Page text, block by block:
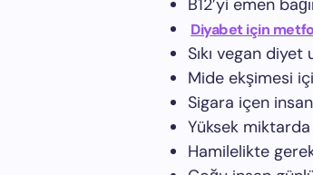
B12’yi emen
Diyabet için
Sıkı vegan
Mide ekşimesi
Sigara içen
Yüksek
Hamilelikte